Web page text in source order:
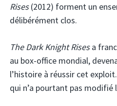
Rises(2012) forment un
délibérément clos.
The Dark Knight Risesa
au box-office mondial,
l’histoire à réussir cet
qui n’a pourtant pas modifié